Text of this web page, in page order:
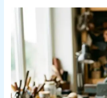
Emprender
con
artesania
mano
desde
casa: